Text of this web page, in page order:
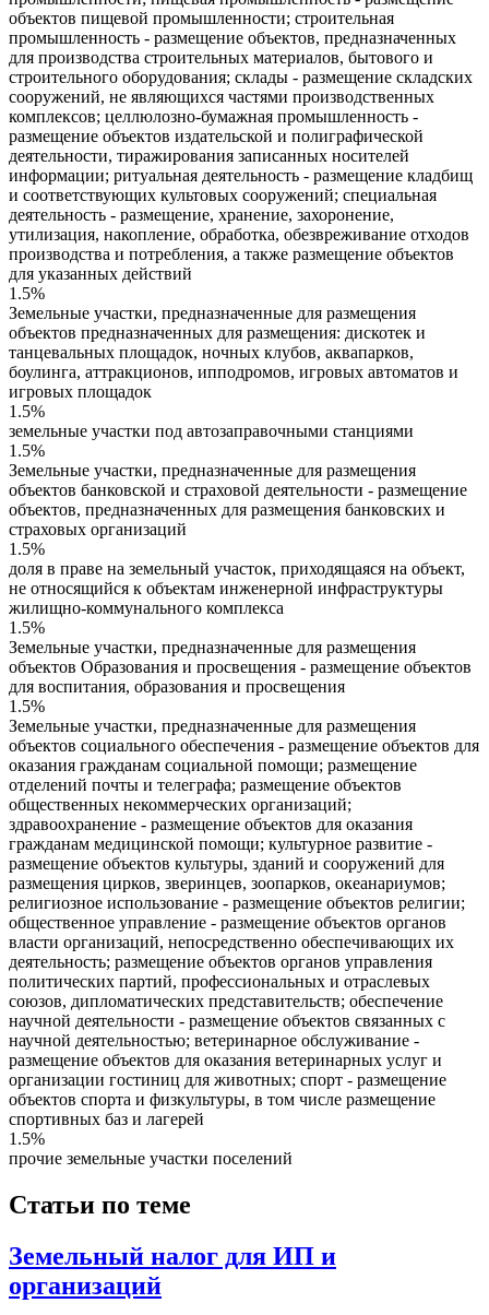
объектов пищевой промышленности; строительная
промышленность - размещение объектов, предназначенных
для производства строительных материалов, бытового и
строительного оборудования; склады - размещение складских
сооружений, не являющихся частями производственных
комплексов; целлюлозно-бумажная промышленность -
размещение объектов издательской и полиграфической
деятельности, тиражирования записанных носителей
информации; ритуальная деятельность - размещение кладбищ
и соответствующих культовых сооружений; специальная
деятельность - размещение, хранение, захоронение,
утилизация, накопление, обработка, обезвреживание отходов
производства и потребления, а также размещение объектов
для указанных действий
1.5%
Земельные участки, предназначенные для размещения
объектов предназначенных для размещения: дискотек и
танцевальных площадок, ночных клубов, аквапарков,
боулинга, аттракционов, ипподромов, игровых автоматов и
игровых площадок
1.5%
земельные участки под автозаправочными станциями
1.5%
Земельные участки, предназначенные для размещения
объектов банковской и страховой деятельности - размещение
объектов, предназначенных для размещения банковских и
страховых организаций
1.5%
доля в праве на земельный участок, приходящаяся на объект,
не относящийся к объектам инженерной инфраструктуры
жилищно-коммунального комплекса
1.5%
Земельные участки, предназначенные для размещения
объектов Образования и просвещения - размещение объектов
для воспитания, образования и просвещения
1.5%
Земельные участки, предназначенные для размещения
объектов социального обеспечения - размещение объектов для
оказания гражданам социальной помощи; размещение
отделений почты и телеграфа; размещение объектов
общественных некоммерческих организаций;
здравоохранение - размещение объектов для оказания
гражданам медицинской помощи; культурное развитие -
размещение объектов культуры, зданий и сооружений для
размещения цирков, зверинцев, зоопарков, океанариумов;
религиозное использование - размещение объектов религии;
общественное управление - размещение объектов органов
власти организаций, непосредственно обеспечивающих их
деятельность; размещение объектов органов управления
политических партий, профессиональных и отраслевых
союзов, дипломатических представительств; обеспечение
научной деятельности - размещение объектов связанных с
научной деятельностью; ветеринарное обслуживание -
размещение объектов для оказания ветеринарных услуг и
организации гостиниц для животных; спорт - размещение
объектов спорта и физкультуры, в том числе размещение
спортивных баз и лагерей
1.5%
прочие земельные участки поселений
Статьи по теме
Земельный налог для ИП и
организаций